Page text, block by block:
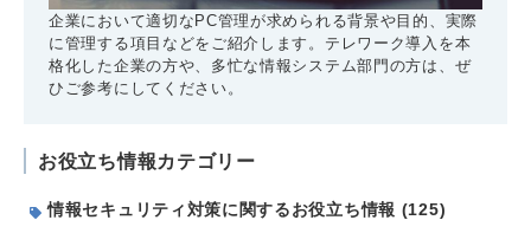
企業において適切なPC管理が求められる背景や目的、実際
に管理する項目などをご紹介します。テレワーク導入を本
格化した企業の方や、多忙な情報システム部門の方は、ぜ
ひご参考にしてください。
お役立ち情報カテゴリー
情報セキュリティ対策に関するお役立ち情報 (125)